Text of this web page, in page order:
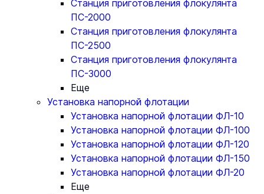
Станция приготовления флокулянта
ПС-2000
Станция приготовления флокулянта
ПС-2500
Станция приготовления флокулянта
ПС-3000
Еще
Установка напорной флотации
Установка напорной флотации ФЛ-10
Установка напорной флотации ФЛ-100
Установка напорной флотации ФЛ-120
Установка напорной флотации ФЛ-150
Установка напорной флотации ФЛ-20
Еще